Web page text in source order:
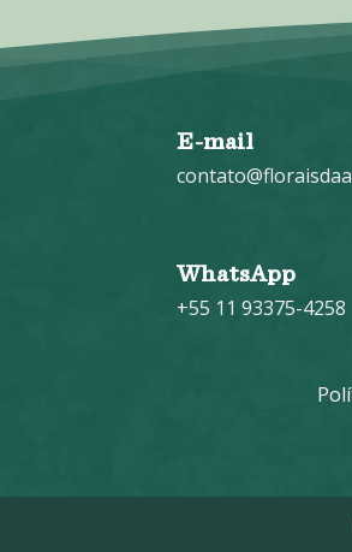
E-mail
WhatsApp
+55 11 93375-4258